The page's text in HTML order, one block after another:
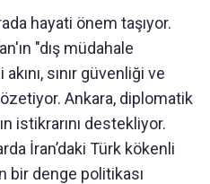
hayati önem taşıyor.
"dış müdahale
sınır güvenliği ve
Ankara, diplomatik
istikrarını destekliyor.
İran’daki Türk kökenli
bir denge politikası